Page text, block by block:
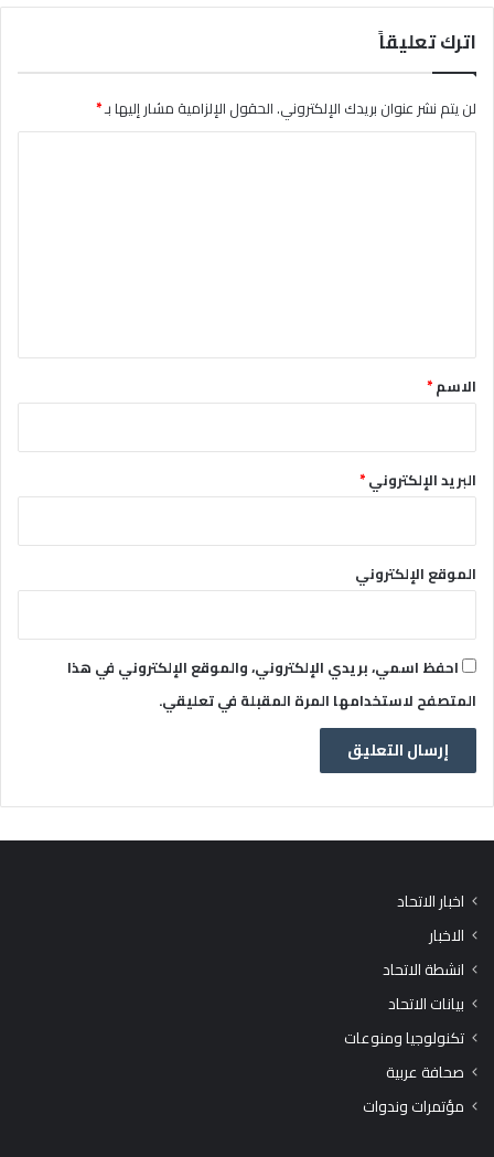
اترك تعليقاً
لن يتم نشر عنوان بريدك الإلكتروني.الحقول الإلزامية مشار إليها بـ*
*الاسم*
البريد الإلكتروني*
الموقع الإلكتروني
احفظ اسمي، بريدي الإلكتروني، والموقع الإلكتروني في هذا
المتصفح لاستخدامها المرة المقبلة في تعليقي.
اخبار الاتحاد
الاخبار
انشطة الاتحاد
بيانات الاتحاد
تكنولوجيا ومنوعات
صحافة عربية
مؤتمرات وندوات